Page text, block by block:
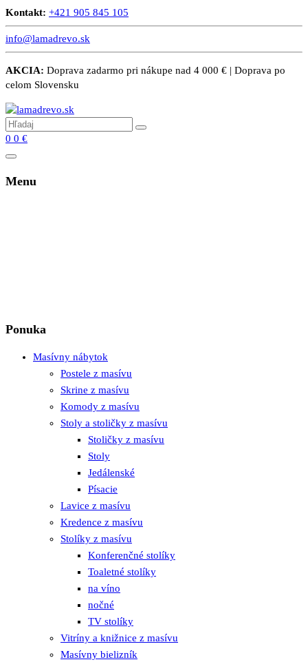
Kontakt: +421 905 845 105
info@lamadrevo.sk
AKCIA: Doprava zadarmo pri nákupe nad 4 000 € | Doprava po
celom Slovensku
0 0 €
Menu
Ponuka
Masívny nábytok
Postele z masívu
Skrine z masívu
Komody z masívu
Stoly a stoličky z masívu
Stoličky z masívu
Stoly
Jedálenské
Písacie
Lavice z masívu
Kredence z masívu
Stolíky z masívu
Konferenčné stolíky
Toaletné stolíky
na víno
nočné
TV stolíky
Vitríny a knižnice z masívu
Masívny bielizník